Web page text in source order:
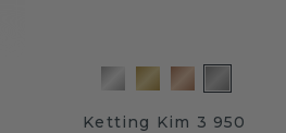
Ketting Kim 3 950